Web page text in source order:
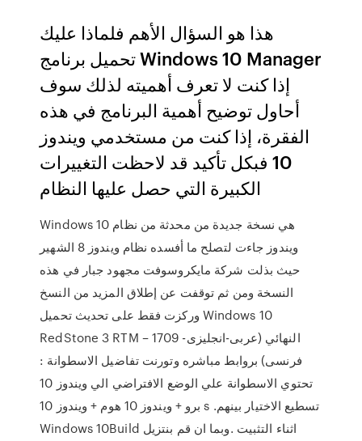
هذا هو السؤال الأهم فلماذا عليك
تحميل برنامج Windows 10 Manager
إذا كنت لا تعرف أهميته لذلك سوف
أحاول توضيح أهمية البرنامج في هذه
الفقرة، إذا كنت من مستخدمي ويندوز
10 فبكل تأكيد قد لاحظت التغييرات
الكبيرة التي حصل عليها النظام
Windows 10 هي نسخة جديدة من محدثة من نظام
ويندوز جاءت لتصلح ما أفسده نظام ويندوز 8 الشهير
حيث بذلت شركة مايكروسوفت مجهود جبار في هذه
النسخة ومن ثم توقفت عن إطلاق المزيد من النسخ
وركزت فقط على تحديث تحميل Windows 10
RedStone 3 RTM – 1709 النهائي (عربى-انجليزى-
فرنسى) بروابط مباشره وتورنت تفاضيل الاسطوانة :
تحتوي الاسطوانة علي الوضع الافتراضي الي ويندوز 10
برو + ويندوز 10 هوم + ويندوز 10 s .تسطيع الاختيار بينهم
اثناء التثبيت .وبما ان ‫قم بنتزيل Windows 10Build